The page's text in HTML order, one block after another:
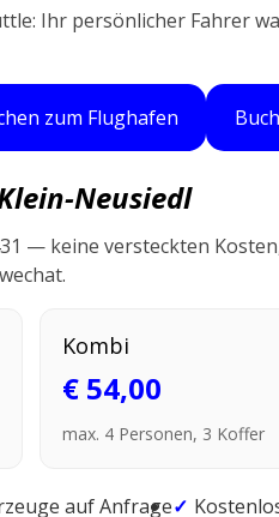
Ihr persönlicher Fahrer
zum Flughafen
Neusiedl
— keine versteckten
Kombi
€ 54,00
max. 4 Personen, 3 Koffer
auf Anfrage